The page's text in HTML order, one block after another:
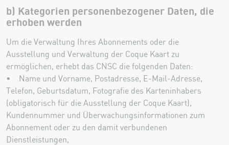
b) Kategorien personenbezogener Daten, die
erhoben werden
Um die Verwaltung Ihres Abonnements oder die
Ausstellung und Verwaltung der Coque Kaart zu
ermöglichen, erhebt das CNSC die folgenden Daten:
• Name und Vorname, Postadresse, E-Mail-Adresse,
Telefon, Geburtsdatum, Fotografie des Karteninhabers
(obligatorisch für die Ausstellung der Coque Kaart),
Kundennummer und Überwachungsinformationen zum
Abonnement oder zu den damit verbundenen
Dienstleistungen,